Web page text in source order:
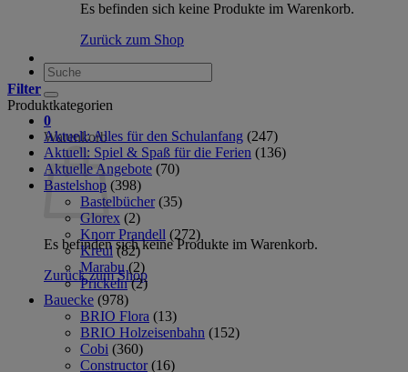
Es befinden sich keine Produkte im Warenkorb.
Zurück zum Shop
Suche
nach:
0
Warenkorb
Es befinden sich keine Produkte im Warenkorb.
Zurück zum Shop
Filter
Produktkategorien
Aktuell: Alles für den Schulanfang (247)
Aktuell: Spiel & Spaß für die Ferien (136)
Aktuelle Angebote (70)
Bastelshop (398)
Bastelbücher (35)
Glorex (2)
Knorr Prandell (272)
Kreul (82)
Marabu (2)
Prickeln (2)
Bauecke (978)
BRIO Flora (13)
BRIO Holzeisenbahn (152)
Cobi (360)
Constructor (16)